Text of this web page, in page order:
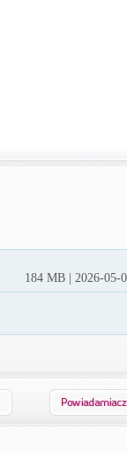
184 MB | 2026-05-